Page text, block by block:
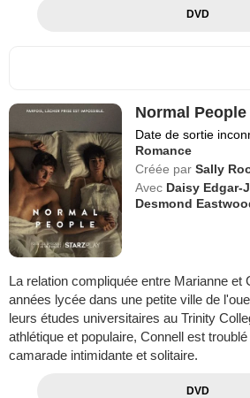
DVD
Normal People
Date de sortie
Romance
Créée par Sally
Avec Daisy Edgar-
Desmond
La relation compliquée entre Marianne et
années lycée dans une petite ville de
leurs études universitaires au Trinity
athlétique et populaire, Connell est
camarade intimidante et solitaire.
DVD